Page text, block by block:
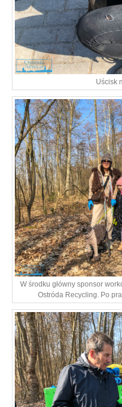
Uścisk
W środku główny sponsor
Ostróda Recycling. Po